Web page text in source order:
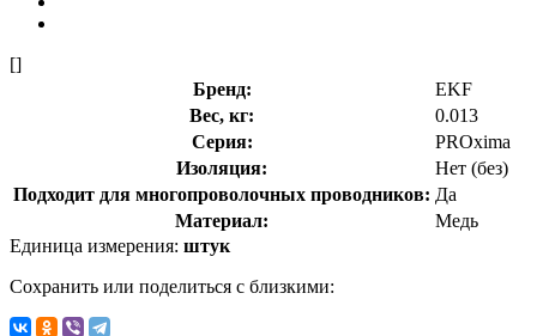
[]
Бренд:
EKF
Вес, кг:
0.013
Серия:
PROxima
Изоляция:
Нет (без)
Подходит для многопроволочных проводников: Да
Материал:
Медь
Единица измерения: штук
Сохранить или поделиться с близкими: